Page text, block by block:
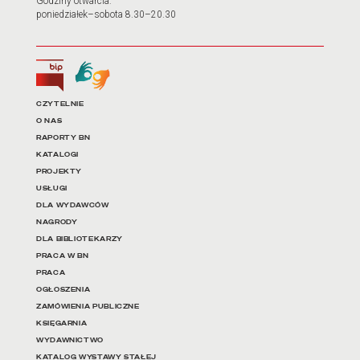
poniedziałek–sobota 8.30–20.30
Biuletyn Informacji Publicznej
Tłumacz języka migowego
Linki do najważniejszych
CZYTELNIE
O NAS
RAPORTY BN
KATALOGI
PROJEKTY
USŁUGI
DLA WYDAWCÓW
NAGRODY
DLA BIBLIOTEKARZY
PRACA W BN
PRACA
OGŁOSZENIA
ZAMÓWIENIA PUBLICZNE
KSIĘGARNIA
WYDAWNICTWO
KATALOG WYSTAWY STAŁEJ